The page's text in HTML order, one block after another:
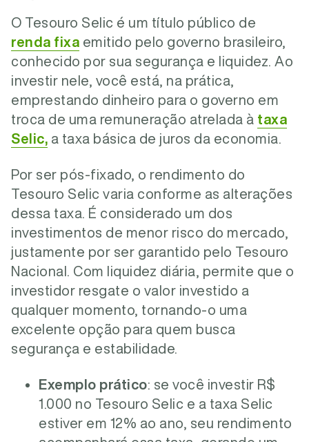
O Tesouro Selic é um título público de
renda fixa emitido pelo governo brasileiro,
conhecido por sua segurança e liquidez. Ao
investir nele, você está, na prática,
emprestando dinheiro para o governo em
troca de uma remuneração atrelada à taxa
Selic, a taxa básica de juros da economia.
Por ser pós-fixado, o rendimento do
Tesouro Selic varia conforme as alterações
dessa taxa. É considerado um dos
investimentos de menor risco do mercado,
justamente por ser garantido pelo Tesouro
Nacional. Com liquidez diária, permite que o
investidor resgate o valor investido a
qualquer momento, tornando-o uma
excelente opção para quem busca
segurança e estabilidade.
Exemplo prático: se você investir R$
1.000 no Tesouro Selic e a taxa Selic
estiver em 12% ao ano, seu rendimento